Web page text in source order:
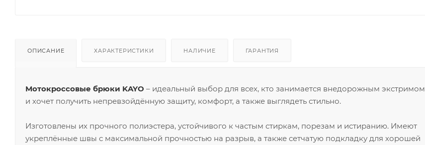
ОПИСАНИЕ ХАРАКТЕРИСТИКИ НАЛИЧИЕ ГАРАНТИЯ
Мотокроссовые брюки KAYO – идеальный выбор для всех, кто занимается внедорожным экстримом
и хочет получить непревзойдённую защиту, комфорт, а также выглядеть стильно.
Изготовлены их прочного полиэстера, устойчивого к частым стиркам, порезам и истиранию. Имеют
укреплённые швы с максимальной прочностью на разрыв, а также сетчатую подкладку для хорошей